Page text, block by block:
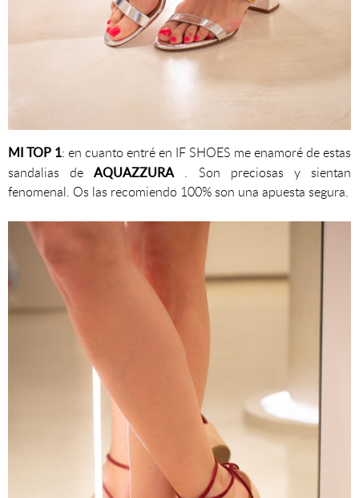
MI TOP 1: en cuanto entré en IF SHOES me enamoré de estas
sandalias deAQUAZZURA . Son preciosas y sientan
fenomenal. Os las recomiendo 100% son una apuesta segura.